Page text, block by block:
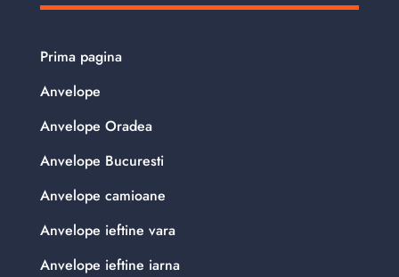
Prima pagina
Anvelope
Anvelope Oradea
Anvelope Bucuresti
Anvelope camioane
Anvelope ieftine vara
Anvelope ieftine iarna